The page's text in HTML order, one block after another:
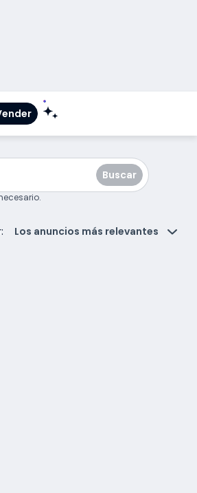
Buscar
: Los anuncios más relevantes